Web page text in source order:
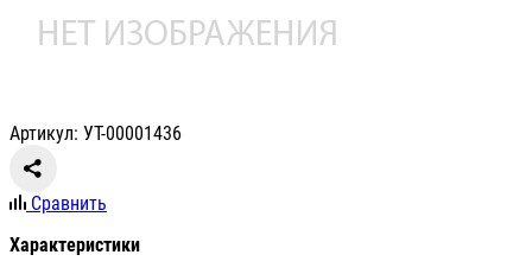
Артикул: УТ-00001436
Сравнить
Характеристики